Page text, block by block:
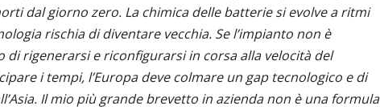
dal giorno zero. La chimica delle batterie si evolve a ritmi
rischia di diventare vecchia. Se l’impianto non è
di rigenerarsi e riconfigurarsi in corsa alla velocità del
i tempi, l’Europa deve colmare un gap tecnologico e di
Il mio più grande brevetto in azienda non è una formula